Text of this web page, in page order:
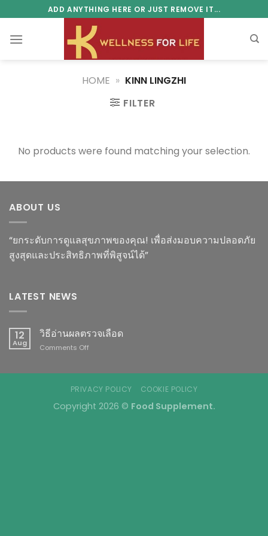
to
content
ADD ANYTHING HERE OR JUST REMOVE IT...
HOME » KINN LINGZHI
FILTER
No products were found matching your selection.
ABOUT US
“ยกระดับการดูแลสุขภาพของคุณ! เพื่อส่งมอบความปลอดภัย
สูงสุดและประสิทธิภาพที่พิสูจน์ได้”
LATEST NEWS
12
Aug
วิธีอ่านผลตรวจเลือด
Comments Off
ตรวจ
PRIVACY POLICY COOKIE POLICY
Copyright 2026 © Food Supplement.